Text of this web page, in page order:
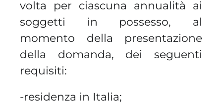
volta per ciascuna annualità ai
soggetti in possesso, al
momento della presentazione
della domanda, dei seguenti
requisiti:
-residenza in Italia;